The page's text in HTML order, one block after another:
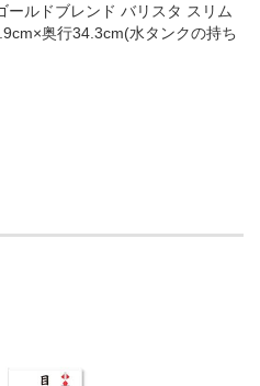
ールドブレンド バリスタ スリム
奥行34.3cm(水タンクの持ち